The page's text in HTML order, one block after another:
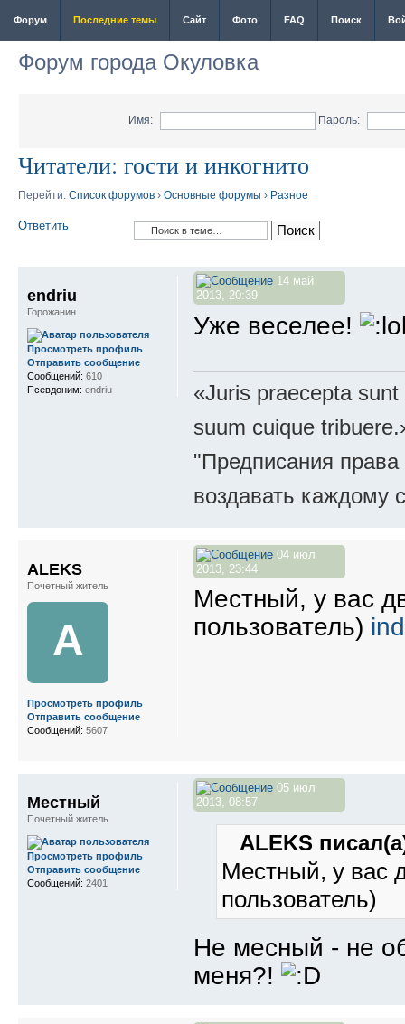
Форум Последние темы Сайт Фото FAQ Поиск
Форум города Окуловка
Имя: Пароль:
Читатели: гости и инкогнито
Перейти: Список форумов › Основные форумы › Разное
Ответить
14 май
2013, 20:39
Уже веселее!
«Juris praecepta
suum cuique
"Предписания
воздавать каждому
endriu
Горожанин
Просмотреть профиль
Отправить сообщение
Сообщений: 610
Псевдоним: endriu
04 июл
2013, 23:44
Местный, у вас
пользователь)
ALEKS
Почетный житель
A
Просмотреть профиль
Отправить сообщение
Сообщений: 5607
05 июл
2013, 08:57
ALEKS
Местный, у вас
пользователь)
Не месный - не
меня?!
Местный
Почетный житель
Просмотреть профиль
Отправить сообщение
Сообщений: 2401